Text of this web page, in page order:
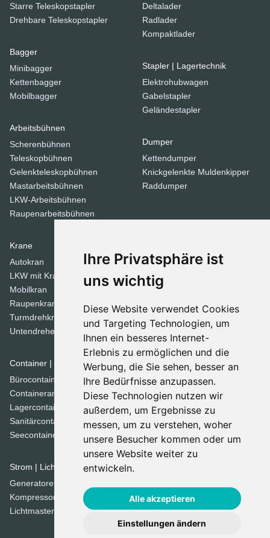
Ihre Privatsphäre ist
uns wichtig
Diese Website verwendet Cookies
und Targeting Technologien, um
Ihnen ein besseres Internet-
Erlebnis zu ermöglichen und die
Werbung, die Sie sehen, besser an
Ihre Bedürfnisse anzupassen.
Diese Technologien nutzen wir
außerdem, um Ergebnisse zu
messen, um zu verstehen, woher
unsere Besucher kommen oder um
unsere Website weiter zu
entwickeln.
Alle akzeptieren
Einstellungen ändern
Starre Teleskopstapler
Drehbare Teleskopstapler
Bagger
Minibagger
Kettenbagger
Mobilbagger
Arbeitsbühnen
Scherenbühnen
Teleskopbühnen
Gelenkteleskopbühnen
Mastarbeitsbühnen
LKW-Arbeitsbühnen
Raupenarbeitsbühnen
Deltalader
Radlader
Kompaktlader
Stapler | Lagertechnik
Elektrohubwagen
Gabelstapler
Geländestapler
Dumper
Kettendumper
Knickgelenkte Muldenkipper
Raddumper
Krane
Autokran
LKW mit Kran
Mobilkran
Raupenkran
Turmdrehkrane
Untendreherkrane
Container | Raumsysteme
Bürocontainer
Containeranlage
Lagercontainer
Sanitärcontainer
Seecontainer
Strom | Licht | Luft
Generatoren
Kompressoren
Lichtmasten
Stampfer
Tandemwalzen
Walzen
Dozer
Planierraupen
Spezial Geräte
Betonmischer
Brechanlagen
Grabenfräse
Kehrmaschinen
Kommunaltechnik
Siebanlage